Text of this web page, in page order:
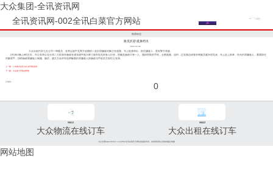
大众集团-全讯资讯网
全讯资讯网-002全讯白菜官方网站
集团动态
路见扒窃 挺身而出
2002-03-06
大众出租汽车七分公司一驾驶员，在营运途中见警方追捕的一名扒窃嫌疑对象正在逃跑，马上挺身而出，抓住嫌疑人，受到警方表扬。
2月26日晚上8时左右，市公安局公交分局二大队探长杨俊在浦东德平路大桥三线车站见到有人行窃，窃贼见杨俊只有一人，抛掉窃取的手机，企图逃跑。这时，正在路边候客的驾驶员盛兴谊见状，马上赶上前来，扑向扒窃嫌疑人，紧紧抓住
对象双手，协助杨俊将嫌疑人制服。随后，盛又主动开车送押解着扒窃嫌疑人的杨俊与手机失主前往公安局。
上一篇：八旬老太走失 好心女司机送回
下一篇：大众的士司机好样的
分享到： 0
96811
大众物流在线订车
96822
大众出租在线订车
大众交通(www.96822.com)002全讯白菜官方网站的版权所有，未经授权禁止复制或建立镜像
网站地图